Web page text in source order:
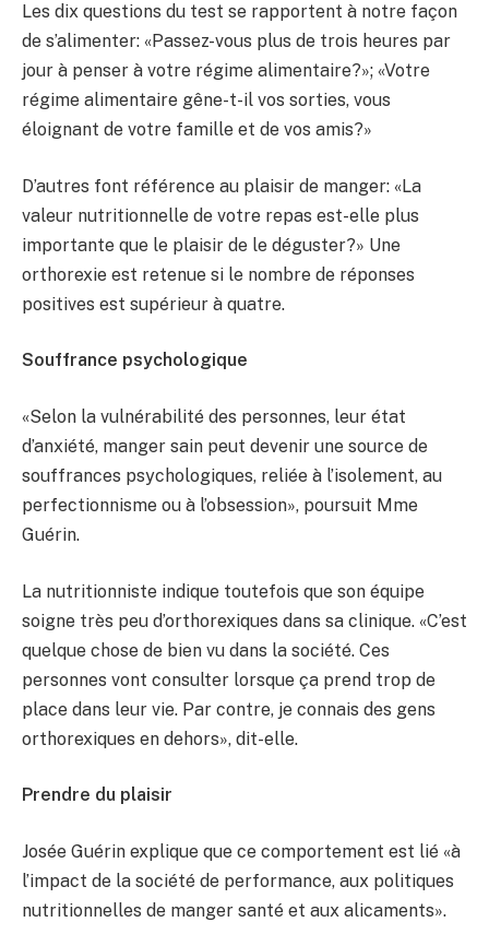
Les dix questions du test se rapportent à notre façon
de s’alimenter: «Passez-vous plus de trois heures par
jour à penser à votre régime alimentaire?»; «Votre
régime alimentaire gêne-t-il vos sorties, vous
éloignant de votre famille et de vos amis?»
D’autres font référence au plaisir de manger: «La
valeur nutritionnelle de votre repas est-elle plus
importante que le plaisir de le déguster?» Une
orthorexie est retenue si le nombre de réponses
positives est supérieur à quatre.
Souffrance psychologique
«Selon la vulnérabilité des personnes, leur état
d’anxiété, manger sain peut devenir une source de
souffrances psychologiques, reliée à l’isolement, au
perfectionnisme ou à l’obsession», poursuit Mme
Guérin.
La nutritionniste indique toutefois que son équipe
soigne très peu d’orthorexiques dans sa clinique. «C’est
quelque chose de bien vu dans la société. Ces
personnes vont consulter lorsque ça prend trop de
place dans leur vie. Par contre, je connais des gens
orthorexiques en dehors», dit-elle.
Prendre du plaisir
Josée Guérin explique que ce comportement est lié «à
l’impact de la société de performance, aux politiques
nutritionnelles de manger santé et aux alicaments».